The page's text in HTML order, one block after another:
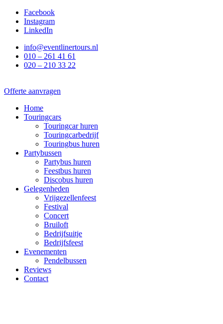
naar
Facebook
Instagram
LinkedIn
info@eventlinertours.nl
010 – 261 41 61
020 – 210 33 22
Offerte aanvragen
Home
Touringcars
Touringcar huren
Touringcarbedrijf
Touringbus huren
Partybussen
Partybus huren
Feestbus huren
Discobus huren
Gelegenheden
Vrijgezellenfeest
Festival
Concert
Bruiloft
Bedrijfsuitje
Bedrijfsfeest
Evenementen
Pendelbussen
Reviews
Contact